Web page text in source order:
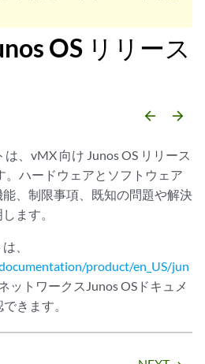
OS リリース
arrow_backward arrow_forward
、vMX 向け Junos OS リリース
。ハードウェアとソフトウェア
、制限事項、既知の問題や解決
ます。
、
product/en_US/jun
ットワークスJunos OSドキュメ
きます。